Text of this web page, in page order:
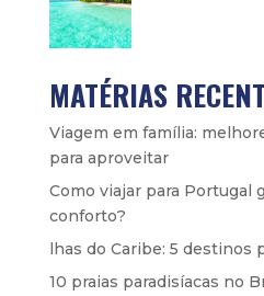
MATÉRIAS
Viagem em família:
para aproveitar
Como viajar para Portugal
conforto?
lhas do Caribe: 5 destinos
10 praias paradisíacas no